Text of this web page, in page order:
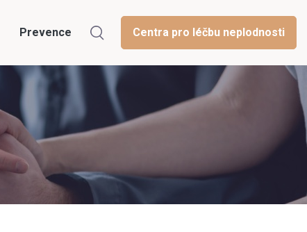
Prevence Centra pro léčbu neplodnosti